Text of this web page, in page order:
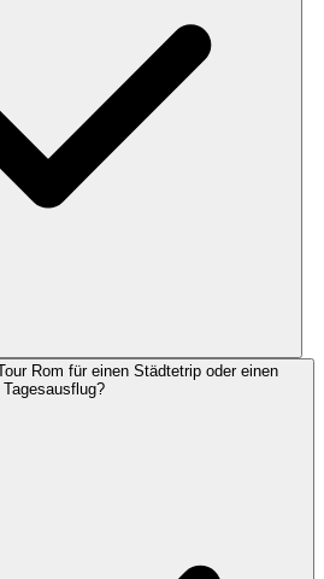
Rom für einen Städtetrip oder einen
Tagesausflug?